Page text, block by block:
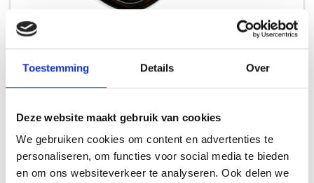
Toestemming Details Over
Deze website maakt gebruik van cookies
We gebruiken cookies om content en advertenties te
personaliseren, om functies voor social media te bieden
en om ons websiteverkeer te analyseren. Ook delen we
HANDSCHOENEN
17,99